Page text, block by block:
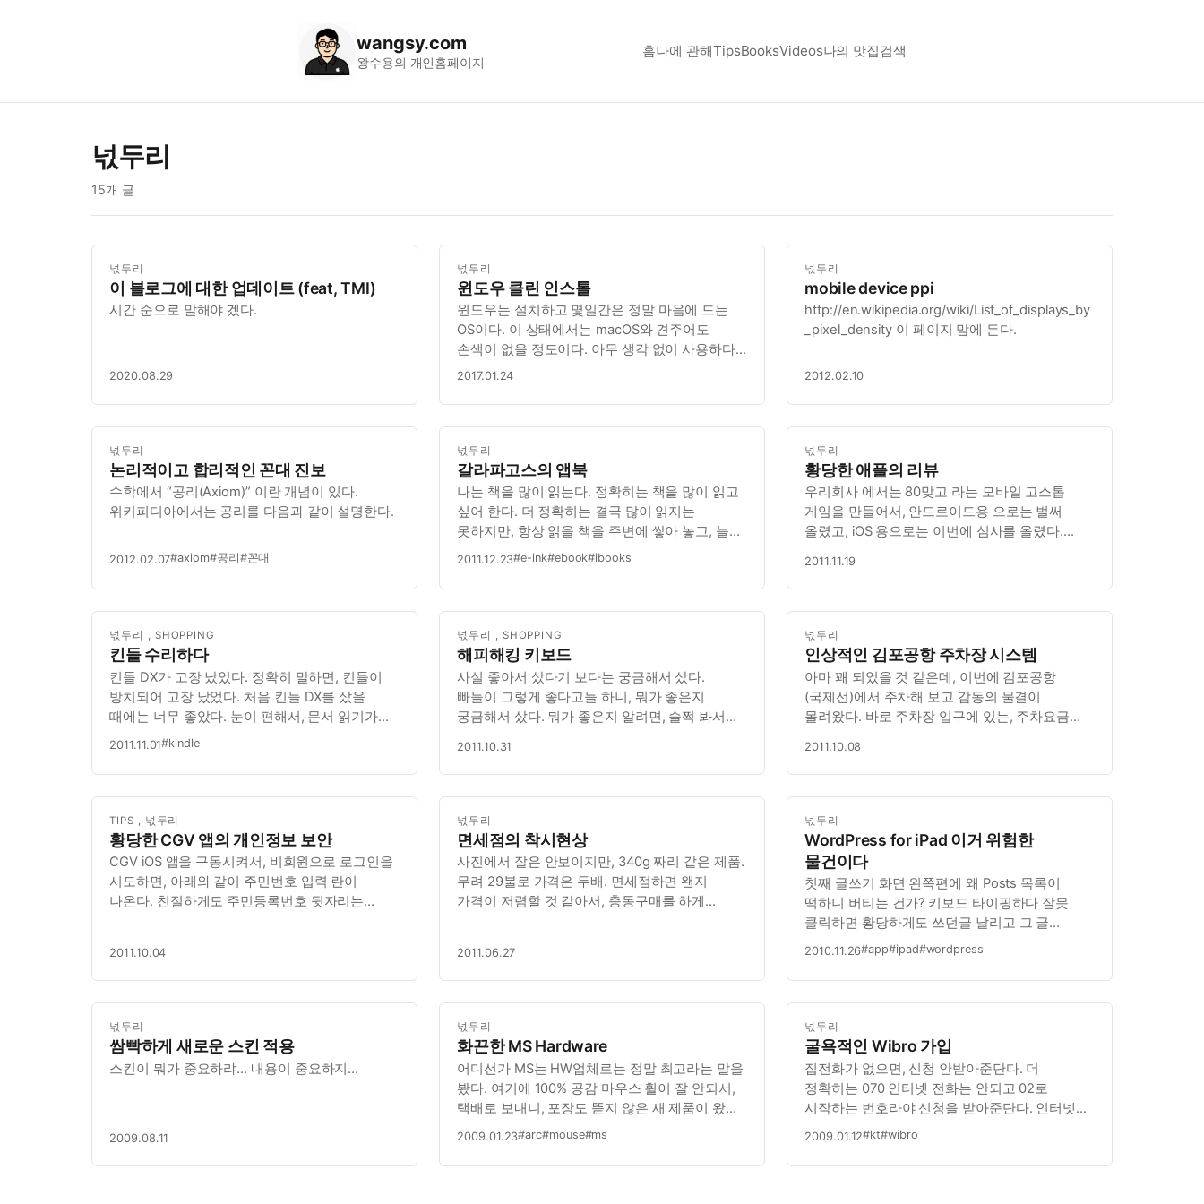
wangsy.com
왕수용의 개인홈페이지
홈나에 관해TipsBooksVideos나의 맛집검색
넋두리
15개 글
넋두리
이 블로그에 대한 업데이트 (feat, TMI)
시간 순으로 말해야 겠다.
2020.08.29
넋두리
윈도우 클린 인스톨
윈도우는 설치하고 몇일간은 정말 마음에 드는
OS이다. 이 상태에서는 macOS와 견주어도
손색이 없을 정도이다. 아무 생각 없이 사용하다
보면, 정말 감당할 수 없을 정도의 쓰레기가 되어
뱅킹, 각종 정부사이트 등은 사용하지 않을
예정이다. 그리고, 분기마다 한번씩은 재설…
2017.01.24
넋두리
mobile device ppi
http://en.wikipedia.org/wiki/List_of_displays_by
_pixel_density 이 페이지 맘에 든다.
2012.02.10
넋두리
논리적이고 합리적인 꼰대 진보
수학에서 “공리(Axiom)” 이란 개념이 있다.
위키피디아에서는 공리를 다음과 같이 설명한다.
2012.02.07#axiom#공리#꼰대
넋두리
갈라파고스의 앱북
나는 책을 많이 읽는다. 정확히는 책을 많이 읽고
싶어 한다. 더 정확히는 결국 많이 읽지는
못하지만, 항상 읽을 책을 주변에 쌓아 놓고, 늘
읽어야지 하는 부담감만 가지고 산다. 그래서 나
아닐 수 없었다. 요즘 왠만한 노트북 보다 무거운
책을 늘 가지고 다니기엔 너무…
2011.12.23#e-ink#ebook#ibooks
넋두리
황당한 애플의 리뷰
우리회사 에서는 80맞고 라는 모바일 고스톱
게임을 만들어서, 안드로이드용 으로는 벌써
올렸고, iOS 용으로는 이번에 심사를 올렸다.
왔는데, 좀 황당하다. 내 해석이 틀리지 않다면, 첫
화면에는 분명히 18세 이상으로 써 있는 것
같은데, 현재 앱의 등급은 12세 이상으로…
2011.11.19
넋두리 , SHOPPING
킨들 수리하다
킨들 DX가 고장 났었다. 정확히 말하면, 킨들이
방치되어 고장 났었다. 처음 킨들 DX를 샀을
때에는 너무 좋았다. 눈이 편해서, 문서 읽기가
편했다. 그래서 아이패드 보다는 킨들 DX에서
실망했다. PDF문서를 옮겨서 읽을려고 했는데,
확대/축소에 시간이 너무 많이 걸리고,…
2011.11.01#kindle
넋두리 , SHOPPING
해피해킹 키보드
사실 좋아서 샀다기 보다는 궁금해서 샀다.
빠들이 그렇게 좋다고들 하니, 뭐가 좋은지
궁금해서 샀다. 뭐가 좋은지 알려면, 슬쩍 봐서는
첫 느낌. 일단, 뭔가 키감이 다르긴 다르다. 이
키촉감을 말로 표현하는 것은 상당히 어려운데,
뭔가 음란하지 않은 단어로 표현할려니,…
2011.10.31
넋두리
인상적인 김포공항 주차장 시스템
아마 꽤 되었을 것 같은데, 이번에 김포공항
(국제선)에서 주차해 보고 감동의 물결이
몰려왔다. 바로 주차장 입구에 있는, 주차요금
알려준다는 것.
2011.10.08
TIPS 넋두리
황당한 CGV 앱의 개인정보 보안
CGV iOS 앱을 구동시켜서, 비회원으로 로그인을
시도하면, 아래와 같이 주민번호 입력 란이
나온다. 친절하게도 주민등록번호 뒷자리는
뒷번호를 확인해서 물어본다. 그럴거면, 앞에서
왜 가려줬는지. 왜 이렇게 됐는지는 안봐도
보인다.…
2011.10.04
넋두리
면세점의 착시현상
사진에서 잘은 안보이지만, 340g 짜리 같은 제품.
무려 29불로 가격은 두배. 면세점하면 왠지
가격이 저렴할 것 같아서, 충동구매를 하게
2011.06.27
넋두리
WordPress for iPad 이거 위험한
물건이다
첫째 글쓰기 화면 왼쪽편에 왜 Posts 목록이
떡하니 버티는 건가? 키보드 타이핑하다 잘못
클릭하면 황당하게도 쓰던글 날리고 그 글
편집모드로 넘어가 버린다. 그걸 모르고 계속
완전한 혼란이 되어버린다. 방금 일어난 일이다.
둘째 처음 사이트 등록도 뭔가 불안하다. 너무…
2010.11.26#app#ipad#wordpress
넋두리
쌈빡하게 새로운 스킨 적용
스킨이 뭐가 중요하랴… 내용이 중요하지…
2009.08.11
넋두리
화끈한 MS Hardware
어디선가 MS는 HW업체로는 정말 최고라는 말을
봤다. 여기에 100% 공감 마우스 휠이 잘 안되서,
택배로 보내니, 포장도 뜯지 않은 새 제품이 왔다.
사실 내 마우스는 다른 분께서 주신걸 받아서
2009.01.23#arc#mouse#ms
넋두리
굴욕적인 Wibro 가입
집전화가 없으면, 신청 안받아준단다. 더
정확히는 070 인터넷 전화는 안되고 02로
시작하는 번호라야 신청을 받아준단다. 인터넷
전화쓴다고 무시하는 것도 아니고… 조금
30기가까지 사용가능 (이름은 무제한 요금제)
2009.01.12#kt#wibro